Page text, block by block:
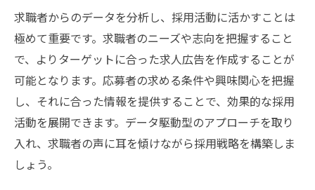
求職者からのデータを分析し、採用活動に活かすことは
極めて重要です。求職者のニーズや志向を把握すること
で、よりターゲットに合った求人広告を作成することが
可能となります。応募者の求める条件や興味関心を把握
し、それに合った情報を提供することで、効果的な採用
活動を展開できます。データ駆動型のアプローチを取り
入れ、求職者の声に耳を傾けながら採用戦略を構築しま
しょう。